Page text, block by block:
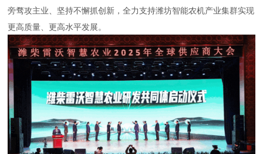
旁骛攻主业、坚持不懈抓创新，全力支持潍坊智能农机产业集群实现
更高质量、更高水平发展。